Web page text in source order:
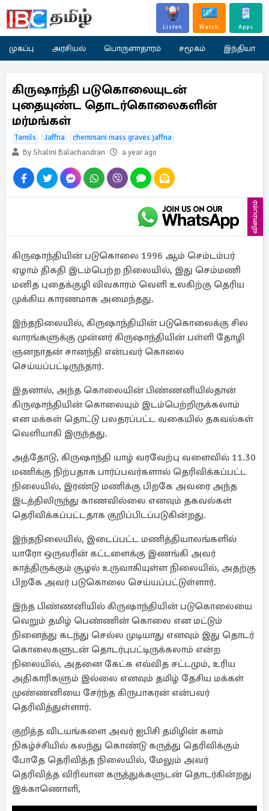
Listen Watch Apps
முகப்பு அரசியல் பொருளாதாரம் சமூகம் இந்தியா
கிருஷாந்தி படுகொலையுடன்
புதையுண்ட தொடர்கொலைகளின்
மர்மங்கள்
Tamils Jaffna
chemmani mass graves jaffna
By Shalini Balachandran
a year ago
விளம்பரம்
கிருஷாந்தியின் படுகொலை 1996 ஆம் செம்டம்பர்
ஏழாம் திகதி இடம்பெற்ற நிலையில், இது செம்மணி
மனித புதைக்குழி விவகாரம் வெளி உலகிற்கு தெரிய
முக்கிய காரணமாக அமைந்தது.
இந்தநிலையில், கிருஷாந்தியின் படுகொலைக்கு சில
வாரங்களுக்கு முன்னர் கிருஷாந்தியின் பள்ளி தோழி
ஞனநாதன் சானந்தி என்பவர் கொலை
செய்யப்பட்டிருந்தார்.
இதனால், அந்த கொலையின் பிண்ணனியில்தான்
கிருஷாந்தியின் கொலையும் இடம்பெற்றிருக்கலாம்
என மக்கள் தொட்டு பலதரப்பட்ட வகையில் தகவல்கள்
வெளியாகி இருந்தது.
அத்தோடு, கிருஷாந்தி யாழ் வரவேற்பு வளைவில் 11.30
மணிக்கு நிற்பதாக பார்ப்பவர்களால் தெரிவிக்கப்பட்ட
நிலையில், இரண்டு மணிக்கு பிறகே அவரை அந்த
இடத்திலிருந்து காணவில்லை எனவும் தகவல்கள்
தெரிவிக்கப்பட்டதாக குறிப்பிடப்படுகின்றது.
இந்தநிலையில், இடைப்பட்ட மணித்தியாலங்களில்
யாரோ ஒருவரின் கட்டளைக்கு இணங்கி அவர்
காத்திருக்கும் சூழல் உருவாகியுள்ள நிலையில், அதற்கு
பிறகே அவர் படுகொலை செய்யப்பட்டுள்ளார்.
இந்த பிண்ணனியில் கிருஷாந்தியின் படுகொலையை
வெறும் தமிழ் பெண்ணின் கொலை என மட்டும்
நினைத்து கடந்து செல்ல முடியாது எனவும் இது தொடர்
கொலைகளுடன் தொடர்புபட்டிருக்கலாம் என்ற
நிலையில், அதனை கேட்க எவ்வித சட்டமும், உரிய
அதிகாரிகளும் இல்லை எனவும் தமிழ் தேசிய மக்கள்
முண்ணனியை சேர்ந்த கிருபாகரன் என்பவர்
தெரிவித்துள்ளார்.
குறித்த விடயங்களை அவர் ஐபிசி தமிழின் களம்
நிகழ்ச்சியில் கலந்து கொண்டு கருத்து தெரிவிக்கும்
போதே தெரிவித்த நிலையில், மேலும் அவர்
தெரிவித்த விரிவான கருத்துக்களுடன் தொடர்கின்றது
இக்காணொளி,